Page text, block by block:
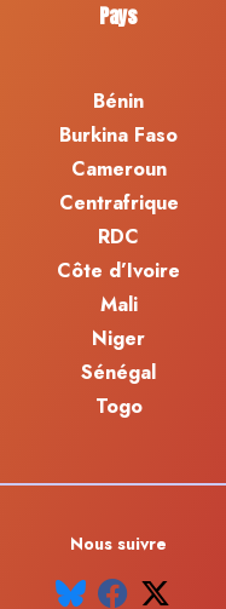
Pays
Bénin
Burkina Faso
Cameroun
Centrafrique
RDC
Côte d’Ivoire
Mali
Niger
Sénégal
Togo
Nous suivre